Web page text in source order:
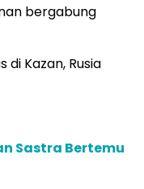
bergabung
di Kazan, Rusia
Sastra Bertemu